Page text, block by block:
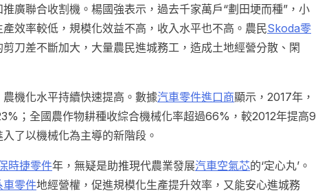
廣聯合收割機。楊國強表示，過去千家萬戶“劃田埂而種”，小
效率較低，規模化效益不高，收入水平也不高。農民Skoda零
刀差不斷加大，大量農民進城務工，造成土地經營分散、閑
機化水平持續快速提高。數據汽車零件進口商顯示，2017年，
；全國農作物耕種收綜合機械化率超過66%，較2012年提高9
了以機械化為主導的新階段。
時捷零件年，無疑是助推現代農業發展汽車空氣芯的‘定心丸’。
車零件地經營權，促進規模化生產提升效率，又能安心進城務